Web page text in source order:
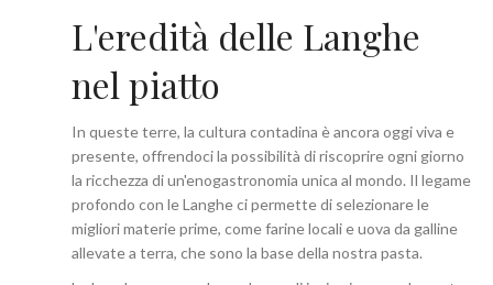
L'eredità delle Langhe
nel piatto
In queste terre, la cultura contadina è ancora oggi viva e
presente, offrendoci la possibilità di riscoprire ogni giorno
la ricchezza di un'enogastronomia unica al mondo. Il legame
profondo con le Langhe ci permette di selezionare le
migliori materie prime, come farine locali e uova da galline
allevate a terra, che sono la base della nostra pasta.